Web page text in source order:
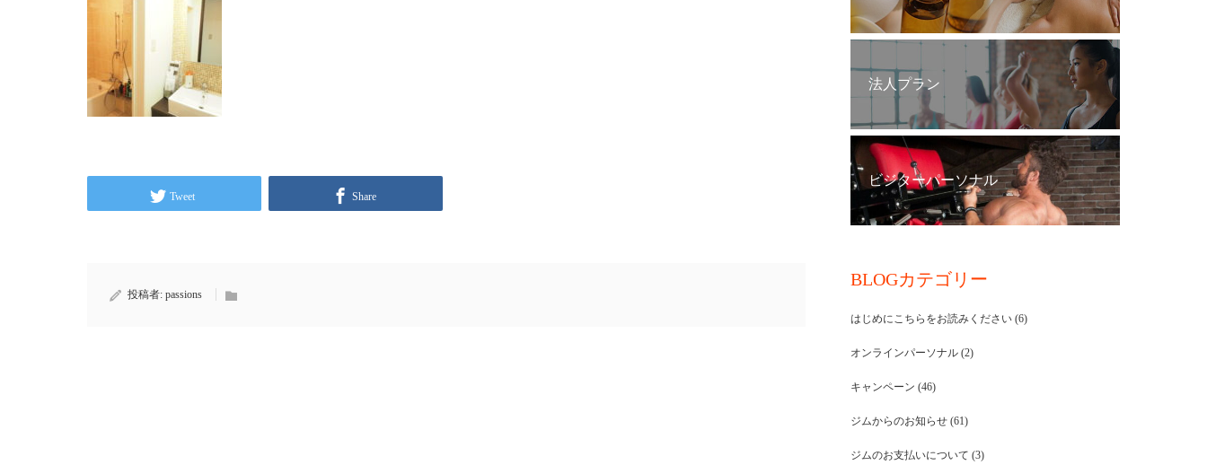
Tweet Share
投稿者: passions
法人プラン
ビジターパーソナル
BLOGカテゴリー
はじめにこちらをお読みください (6)
オンラインパーソナル (2)
キャンペーン (46)
ジムからのお知らせ (61)
ジムのお支払いについて (3)